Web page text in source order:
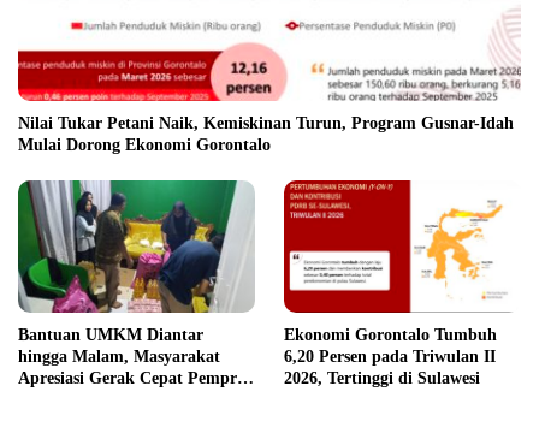
Nilai Tukar Petani Naik, Kemiskinan Turun, Program Gusnar-Idah
Mulai Dorong Ekonomi Gorontalo
Bantuan UMKM Diantar
hingga Malam, Masyarakat
Apresiasi Gerak Cepat Pemprov
Ekonomi Gorontalo Tumbuh
6,20 Persen pada Triwulan II
2026, Tertinggi di Sulawesi